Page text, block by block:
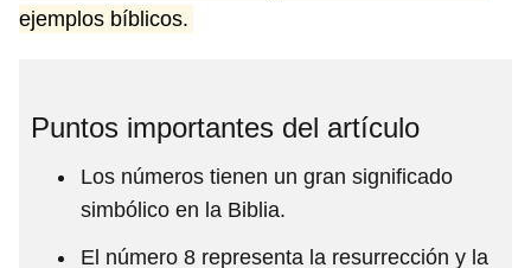
ejemplos bíblicos.
Puntos importantes del artículo
Los números tienen un gran significado
simbólico en la Biblia.
El número 8 representa la resurrección y la